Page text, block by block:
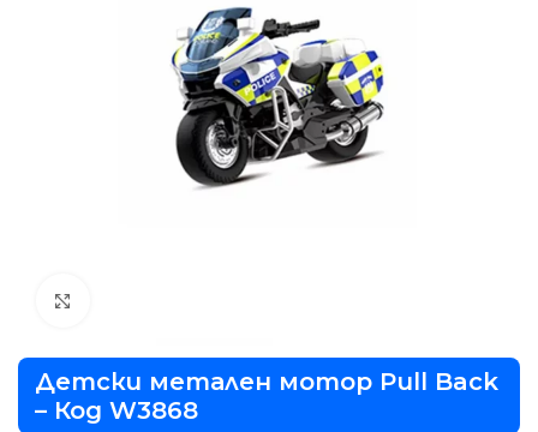
Детски метален мотор Pull Back
– Код W3868